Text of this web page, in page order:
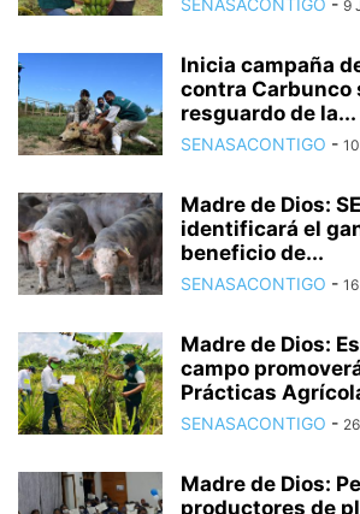
SENASACONTIGO - 9
Inicia campaña
contra Carbunco
resguardo de la...
SENASACONTIGO -
Madre de Dios:
identificará el
beneficio de...
SENASACONTIGO -
Madre de Dios:
campo
Prácticas
SENASACONTIGO -
Madre de Dios:
productores de